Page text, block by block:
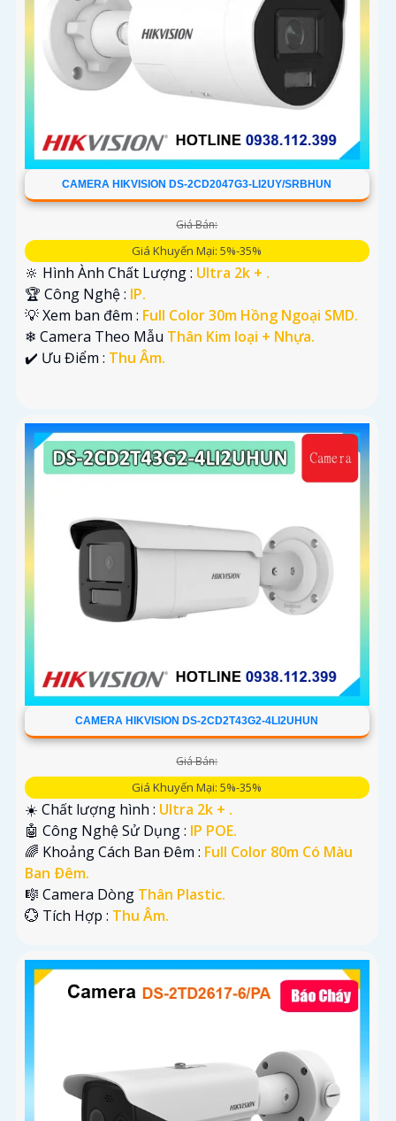
CAMERA HIKVISION DS-2CD2047G3-LI2UY/SRBHUN
Giá Bán:
Giá Khuyến Mại: 5%-35%
🔆 Hình Ành Chất Lượng : Ultra 2k + .
🏆 Công Nghệ : IP.
💡 Xem ban đêm : Full Color 30m Hồng Ngoại SMD.
❄ Camera Theo Mẫu Thân Kim loại + Nhựa.
️✔️ Ưu Điểm : Thu Âm.
CAMERA HIKVISION DS-2CD2T43G2-4LI2UHUN
Giá Bán:
Giá Khuyến Mại: 5%-35%
☀️ Chất lượng hình : Ultra 2k + .
🤖️ Công Nghệ Sử Dụng : IP POE.
🌈 Khoảng Cách Ban Đêm : Full Color 80m Có Màu
Ban Ðêm.
🎼️ Camera Dòng Thân Plastic.
️💮 Tích Hợp : Thu Âm.